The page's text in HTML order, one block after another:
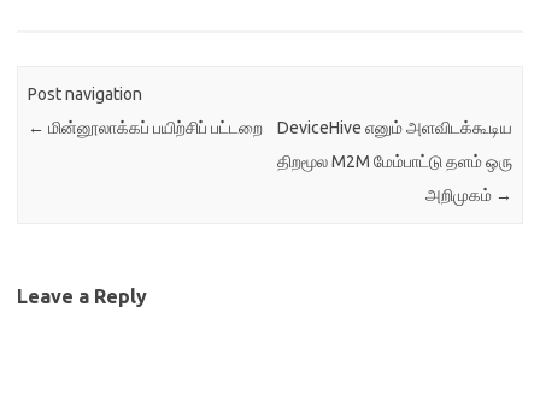
Post navigation
← மின்னூலாக்கப் பயிற்சிப் பட்டறை
DeviceHive எனும் அளவிடக்கூடிய
திறமூல M2M மேம்பாட்டு தளம் ஒரு
அறிமுகம் →
Leave a Reply